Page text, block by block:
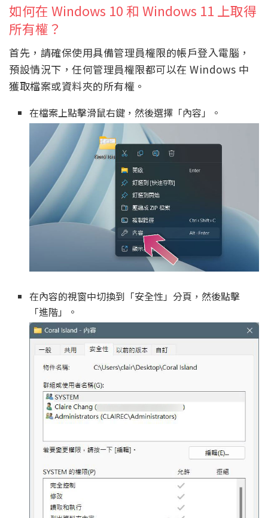
如何在 Windows 10 和 Windows 11 上取得
所有權？
首先，請確保使用具備管理員權限的帳戶登入電腦，
預設情況下，任何管理員權限都可以在 Windows 中
獲取檔案或資料夾的所有權。
在檔案上點擊滑鼠右鍵，然後選擇「內容」。
在內容的視窗中切換到「安全性」分頁，然後點擊
「進階」。